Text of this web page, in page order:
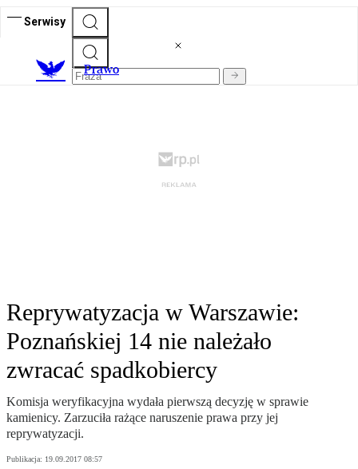
Serwisy
Prawo
Reprywatyzacja w Warszawie:
Poznańskiej 14 nie należało
zwracać spadkobiercy
Komisja weryfikacyjna wydała pierwszą decyzję w sprawie
kamienicy. Zarzuciła rażące naruszenie prawa przy jej
reprywatyzacji.
Publikacja: 19.09.2017 08:57